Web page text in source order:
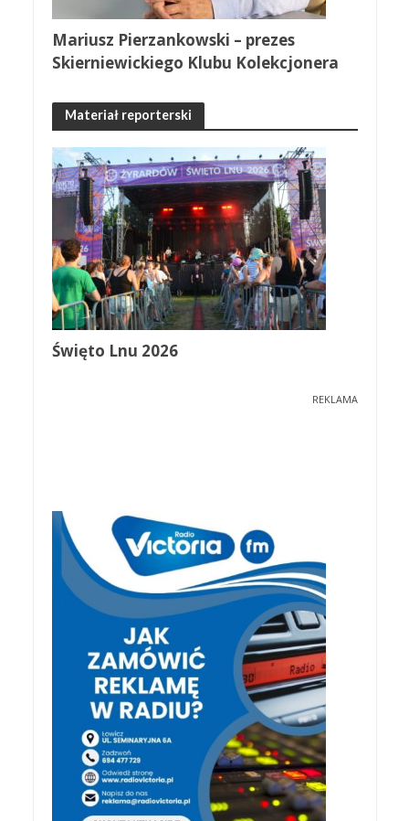
Mariusz Pierzankowski – prezes
Skierniewickiego Klubu Kolekcjonera
Materiał reporterski
Święto Lnu 2026
REKLAMA